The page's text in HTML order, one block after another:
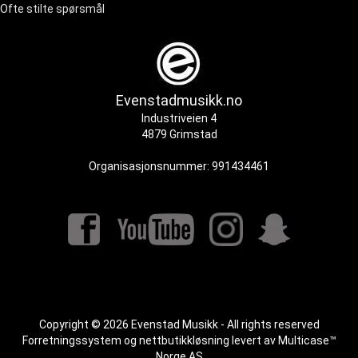
Ofte stilte spørsmål
Evenstadmusikk.no
Industriveien 4
4879 Grimstad
Organisasjonsnummer: 991434461
Copyright © 2026 Evenstad Musikk - All rights reserved
Forretningssystem og nettbutikkløsning levert av Multicase™